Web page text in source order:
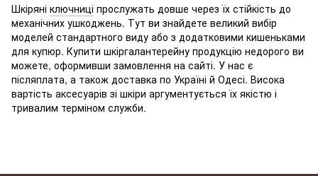
Шкіряні ключниці прослужать довше через їх стійкість до
механічних ушкоджень. Тут ви знайдете великий вибір
моделей стандартного виду або з додатковими кишеньками
для купюр. Купити шкіргалантерейну продукцію недорого ви
можете, оформивши замовлення на сайті. У нас є
післяплата, а також доставка по Україні й Одесі. Висока
вартість аксесуарів зі шкіри аргументується їх якістю і
тривалим терміном служби.